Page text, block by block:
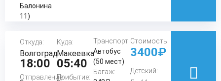
Балонина
11)
Откуда:
Волгоград
18:00
Отправление:
Куда:
Макеевка
05:40
Прибытие:
Транспорт:
Автобус
(50 мест)
Багаж:
Стоимость:
3400₽
Детский: